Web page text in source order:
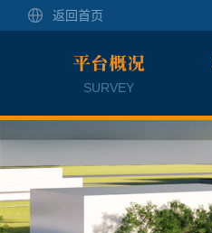
返回首页
平台概况
SURVEY